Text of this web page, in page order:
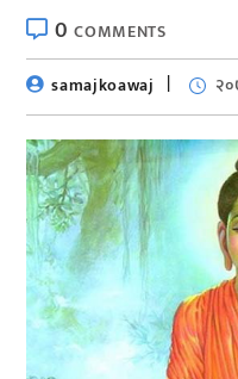
0COMMENTS
samajkoawaj